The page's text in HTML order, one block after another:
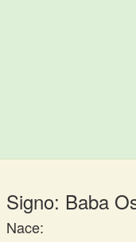
Signo: Baba
Nace: